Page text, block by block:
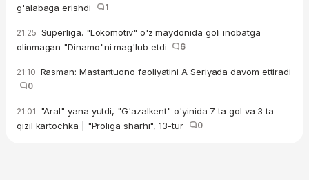
g'alabaga erishdi
1
21:25 Superliga. "Lokomotiv" o'z maydonida goli inobatga
olinmagan "Dinamo"ni mag'lub etdi
6
21:10 Rasman: Mastantuono faoliyatini A Seriyada davom ettiradi
0
21:01 "Aral" yana yutdi, "G'azalkent" o'yinida 7 ta gol va 3 ta
qizil kartochka | "Proliga sharhi", 13-tur
0